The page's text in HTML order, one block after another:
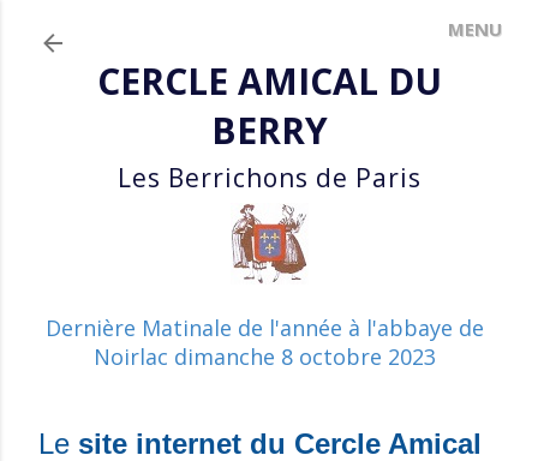
CERCLE AMICAL DU
BERRY
Les Berrichons de Paris
Dernière Matinale de l'année à l'abbaye de
Noirlac dimanche 8 octobre 2023
Le site internet du Cercle Amical